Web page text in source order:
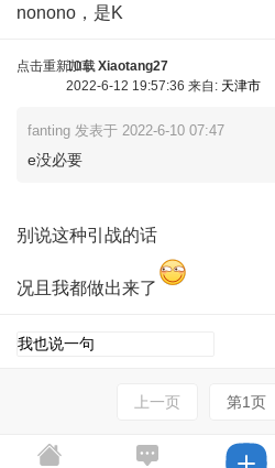
nonono，是K
点击重新加载
10车 Xiaotang27
2022-6-12 19:57:36 来自: 天津市
fanting 发表于 2022-6-10 07:47
e没必要
别说这种引战的话
况且我都做出来了
点击重新加载
上一页 第1页